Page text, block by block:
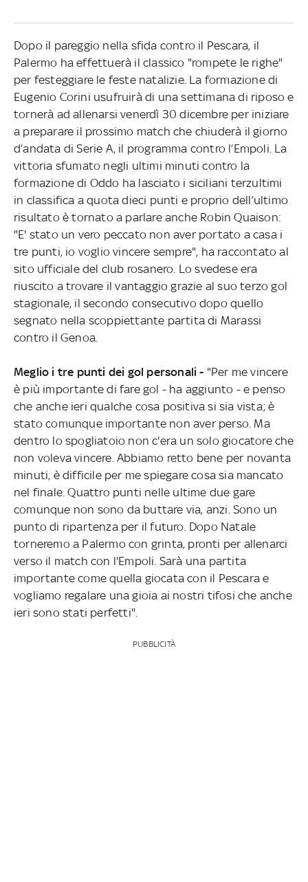
Dopo il pareggio nella sfida contro il Pescara, il
Palermo ha effettuerà il classico "rompete le righe"
per festeggiare le feste natalizie. La formazione di
Eugenio Corini usufruirà di una settimana di riposo e
tornerà ad allenarsi venerdì 30 dicembre per iniziare
a preparare il prossimo match che chiuderà il giorno
d’andata di Serie A, il programma contro l’Empoli. La
vittoria sfumato negli ultimi minuti contro la
formazione di Oddo ha lasciato i siciliani terzultimi
in classifica a quota dieci punti e proprio dell’ultimo
risultato è tornato a parlare anche Robin Quaison:
"E' stato un vero peccato non aver portato a casa i
tre punti, io voglio vincere sempre", ha raccontato al
sito ufficiale del club rosanero. Lo svedese era
riuscito a trovare il vantaggio grazie al suo terzo gol
stagionale, il secondo consecutivo dopo quello
segnato nella scoppiettante partita di Marassi
contro il Genoa.
Meglio i tre punti dei gol personali - "Per me vincere
è più importante di fare gol - ha aggiunto - e penso
che anche ieri qualche cosa positiva si sia vista; è
stato comunque importante non aver perso. Ma
dentro lo spogliatoio non c'era un solo giocatore che
non voleva vincere. Abbiamo retto bene per novanta
minuti, è difficile per me spiegare cosa sia mancato
nel finale. Quattro punti nelle ultime due gare
comunque non sono da buttare via, anzi. Sono un
punto di ripartenza per il futuro. Dopo Natale
torneremo a Palermo con grinta, pronti per allenarci
verso il match con l'Empoli. Sarà una partita
importante come quella giocata con il Pescara e
vogliamo regalare una gioia ai nostri tifosi che anche
ieri sono stati perfetti".
PUBBLICITÀ